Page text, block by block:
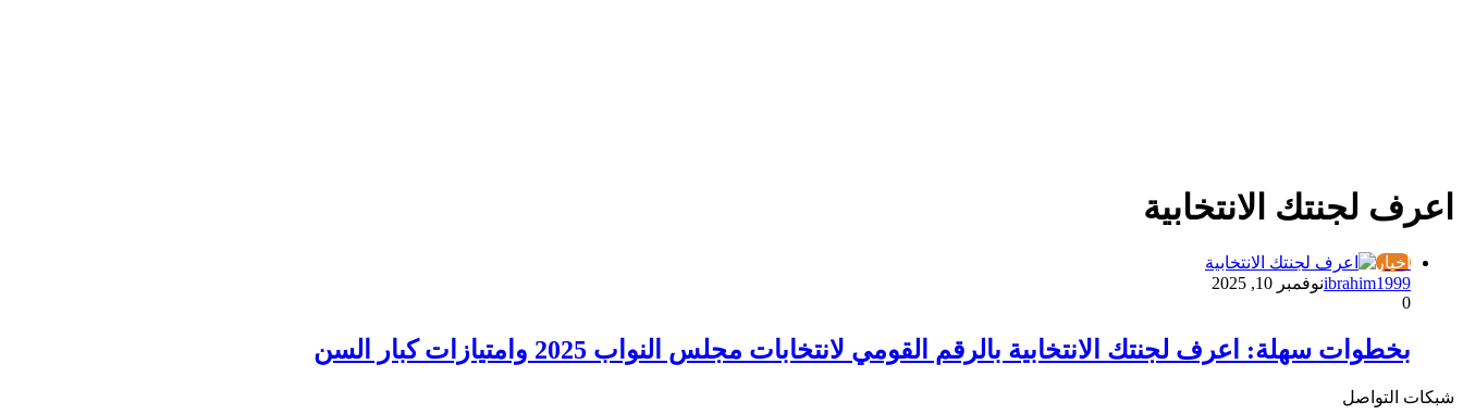
اعرف لجنتك الانتخابية
أخبار
ibrahim1999نوفمبر 10, 2025
0
بخطوات سهلة: اعرف لجنتك الانتخابية بالرقم القومي لانتخابات مجلس النواب 2025 وامتيازات كبار السن
شبكات التواصل